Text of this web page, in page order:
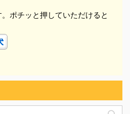
ポチッと押していただけると